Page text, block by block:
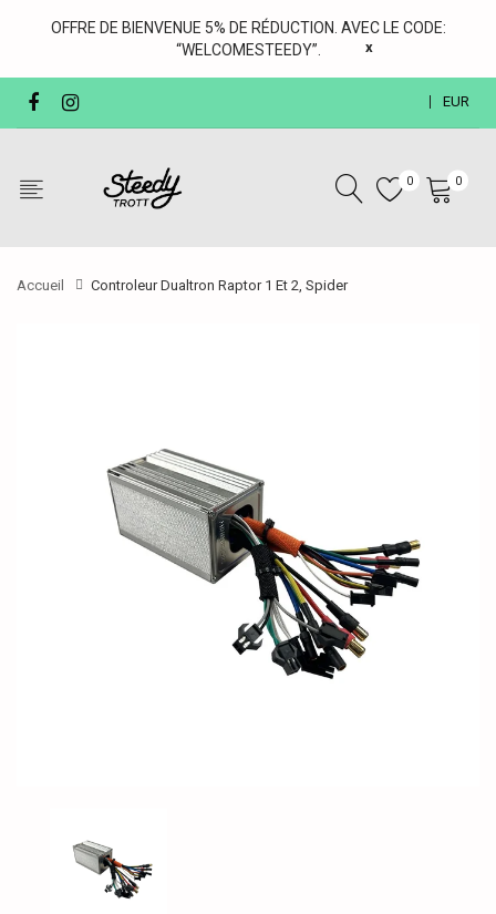
OFFRE DE BIENVENUE 5% DE RÉDUCTION. AVEC LE CODE:
“WELCOMESTEEDY”.
x
EUR
0 0
Accueil Controleur Dualtron Raptor 1 Et 2, Spider